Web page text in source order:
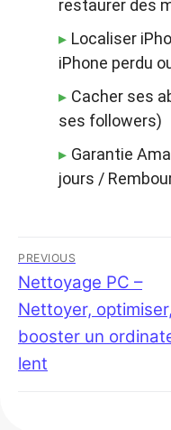
restaurer des
Localiser
iPhone perdu
Cacher ses
ses followers)
Garantie
jours /
Navigation
de
l’article
PREVIOUS
Previous
post:
Nettoyage PC –
Nettoyer, optimiser,
booster un
lent